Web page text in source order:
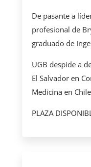
De pasante a
profesional de
graduado de
UGB despide a
El Salvador en
Medicina en Chile
PLAZA